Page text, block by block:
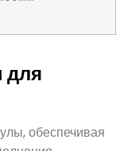
обеспечивая